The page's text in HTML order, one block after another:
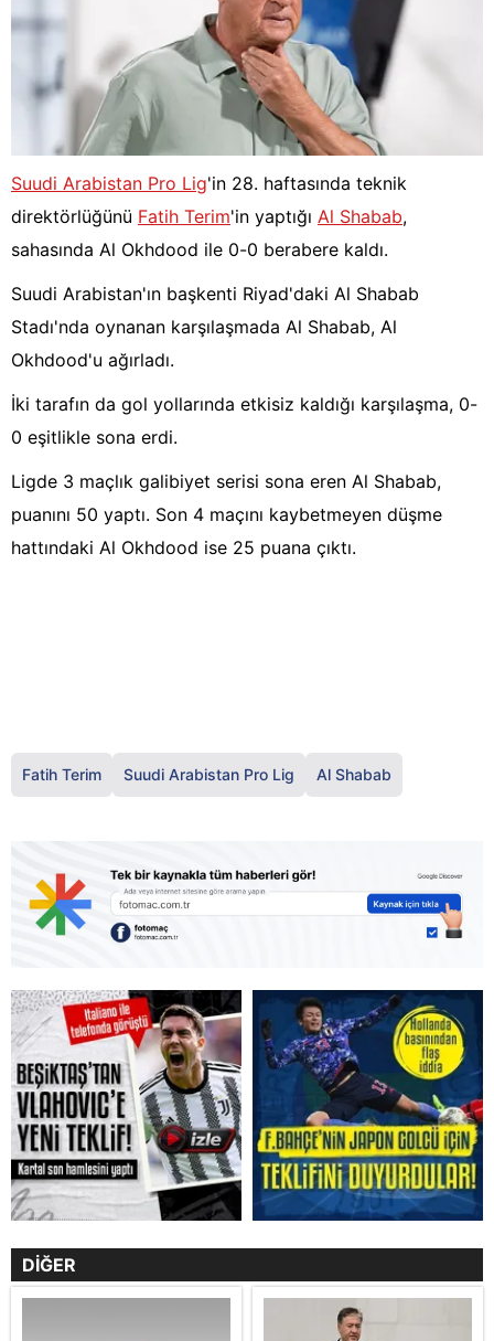
Suudi Arabistan Pro Lig'in 28. haftasında teknik
direktörlüğünü Fatih Terim'in yaptığı Al Shabab,
sahasında Al Okhdood ile 0-0 berabere kaldı.
Suudi Arabistan'ın başkenti Riyad'daki Al Shabab
Stadı'nda oynanan karşılaşmada Al Shabab, Al
Okhdood'u ağırladı.
İki tarafın da gol yollarında etkisiz kaldığı karşılaşma, 0-
0 eşitlikle sona erdi.
Ligde 3 maçlık galibiyet serisi sona eren Al Shabab,
puanını 50 yaptı. Son 4 maçını kaybetmeyen düşme
hattındaki Al Okhdood ise 25 puana çıktı.
Fatih Terim Suudi Arabistan Pro Lig Al Shabab
DİĞER